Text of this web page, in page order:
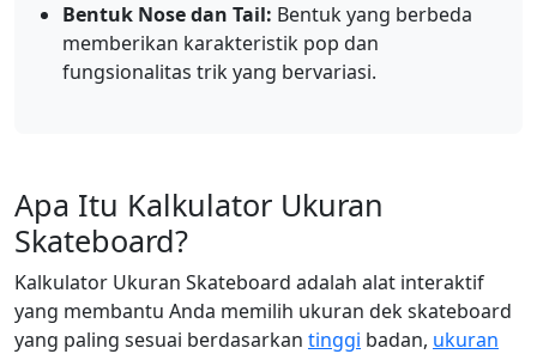
Bentuk Nose dan Tail: Bentuk yang berbeda
memberikan karakteristik pop dan
fungsionalitas trik yang bervariasi.
Apa Itu Kalkulator Ukuran
Skateboard?
Kalkulator Ukuran Skateboard adalah alat interaktif
yang membantu Anda memilih ukuran dek skateboard
yang paling sesuai berdasarkan tinggi badan, ukuran